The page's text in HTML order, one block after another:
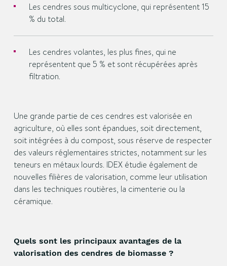
Les cendres sous multicyclone, qui représentent 15
% du total.
Les cendres volantes, les plus fines, qui ne
représentent que 5 % et sont récupérées après
filtration.
Une grande partie de ces cendres est valorisée en
agriculture, où elles sont épandues, soit directement,
soit intégrées à du compost, sous réserve de respecter
des valeurs réglementaires strictes, notamment sur les
teneurs en métaux lourds. IDEX étudie également de
nouvelles filières de valorisation, comme leur utilisation
dans les techniques routières, la cimenterie ou la
céramique.
Quels sont les principaux avantages de la
valorisation des cendres de biomasse ?